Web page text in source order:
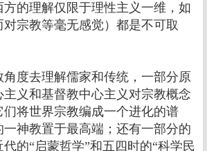
的理解仅限于理性主义一维，如
宗教等毫无感觉）都是不可取
度去理解儒家和传统，一部分原
主义和基督教中心主义对宗教概念
们将世界宗教编成一个进化的谱
神教置于最高端；还有一部分的
的“启蒙哲学”和五四时的“科学民